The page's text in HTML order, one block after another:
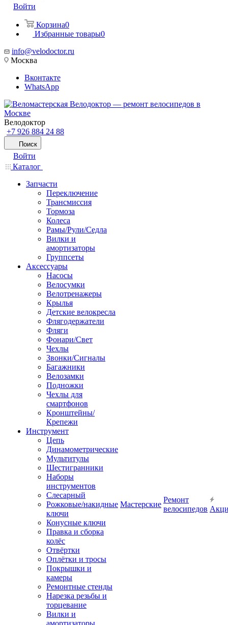
Войти
Корзина0
Избранные товары0
info@velodoctor.ru
Москва
Вконтакте
WhatsApp
Велодоктор
+7 926 884 24 88
Поиск
Войти
Каталог
Запчасти
Переключение
Трансмиссия
Тормоза
Колеса
Рамы/Рули/Седла
Вилки и
амортизаторы
Группсеты
Аксессуары
Насосы
Велосумки
Велотренажеры
Крылья
Детские велокресла
Флягодержатели
Фляги
Фонари/Свет
Чехлы
Звонки/Сигналы
Багажники
Велозамки
Подножки
Чехлы для
смартфонов
Кронштейны/
Крепежи
Инструмент
Цепь
Динамометрические
Мультитулы
Шестигранники
Наборы
инструментов
Слесарный
Рожковые/накидные
ключи
Конусные ключи
Правка и сборка
колёс
Отвёртки
Оплётки и тросы
Покрышки и
камеры
Ремонтные стенды
Нарезка резьбы и
торцевание
Вилки и
амортизаторы
Мастерские
Ремонт
велосипедов